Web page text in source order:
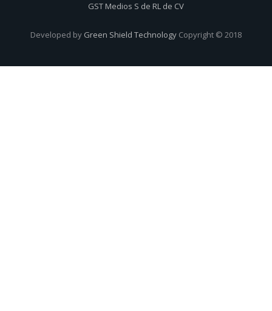
GST Medios S de RL de CV
Developed by Green Shield Technology Copyright © 2018